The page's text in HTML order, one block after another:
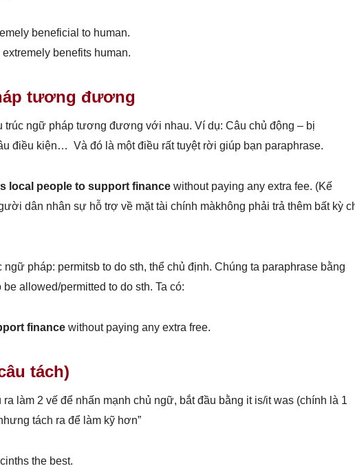
beneficial to human.
benefits human.
tương đương
trúc ngữ pháp tương đương với nhau. Ví dụ: Câu chủ động – bị
điều kiện… Và đó là một điều rất tuyệt rời giúp bạn paraphrase.
local people to support finance without paying any extra fee. (Kế
dân nhân sự hỗ trợ về mặt tài chính màkhông phải trả thêm bất kỳ
ngữ pháp: permitsb to do sth, thể chủ định. Chúng ta paraphrase bằng
allowed/permitted to do sth. Ta có:
finance without paying any extra free.
tách)
làm 2 vế để nhấn mạnh chủ ngữ, bắt đầu bằng it is/it was (chính là 1
tách ra để làm kỹ hơn”
the best.